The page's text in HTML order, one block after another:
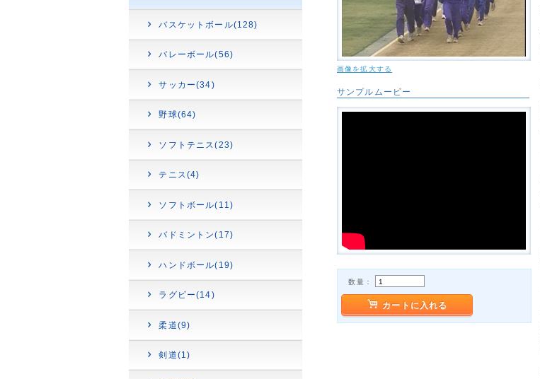
バスケットボール(128)
バレーボール(56)
サッカー(34)
野球(64)
ソフトテニス(23)
テニス(4)
ソフトボール(11)
バドミントン(17)
ハンドボール(19)
ラグビー(14)
柔道(9)
剣道(1)
画像を拡大する
サンプルムービー
数量：
カートに入れる